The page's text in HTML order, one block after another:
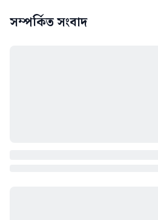
সম্পর্কিত সংবাদ